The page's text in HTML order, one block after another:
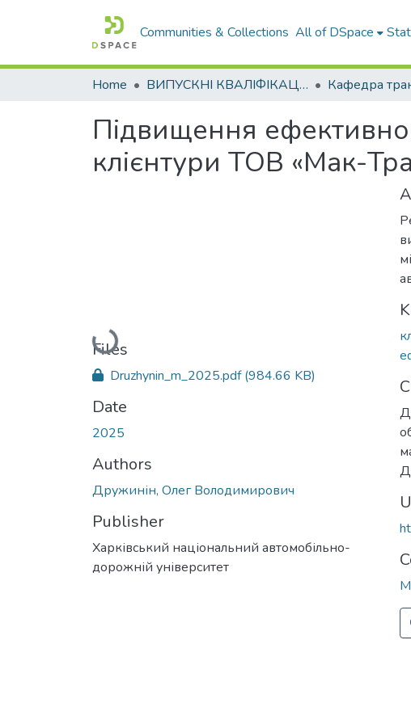
Communities & Collections All of DSpace
Home ВИПУСКНІ КВАЛІФІКАЦІЙНІ РОБОТИ
Підвищення
клієнтури ТОВ «Мак-
Loading...
Files
Druzhynin_m_2025.pdf(984.66 KB)
Date
2025
Authors
Дружинін, Олег Володимирович
Publisher
Харківський національний автомобільно-
дорожній університет